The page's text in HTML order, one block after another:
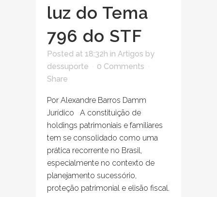
luz do Tema
796 do STF
Posted at 18:32h in Artigos by
dessuporte
0 Comments
Share
Por Alexandre Barros Damm
Jurídico A constituição de
holdings patrimoniais e familiares
tem se consolidado como uma
prática recorrente no Brasil,
especialmente no contexto de
planejamento sucessório,
proteção patrimonial e elisão fiscal.